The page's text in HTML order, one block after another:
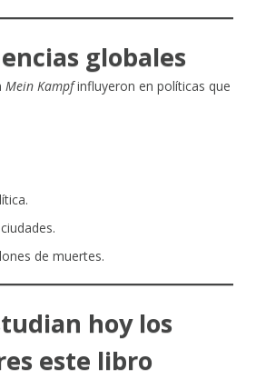
globales
Mein Kampfinfluyeron en políticas que
de muertes.
hoy los
este libro